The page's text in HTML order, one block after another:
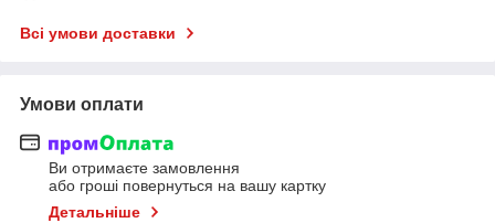
Всі умови доставки
Умови оплати
Ви отримаєте замовлення
або гроші повернуться на вашу картку
Детальніше